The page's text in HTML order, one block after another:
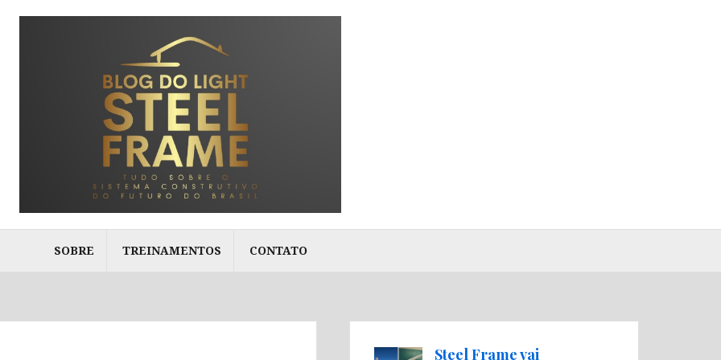
SOBRE TREINAMENTOS CONTATO
Steel Frame vai